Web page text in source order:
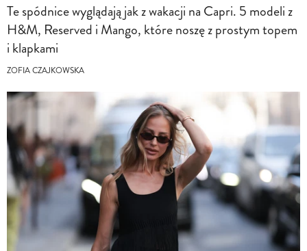
Te spódnice wyglądają jak z wakacji na Capri. 5 modeli z
H&M, Reserved i Mango, które noszę z prostym topem
i klapkami
ZOFIA CZAJKOWSKA